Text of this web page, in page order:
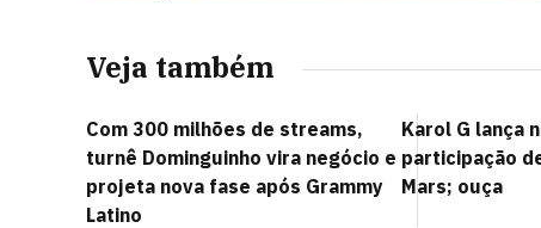
Veja também
Com 300 milhões de streams,
turnê Dominguinho vira negócio e
projeta nova fase após Grammy
Latino
Karol G lança
participação
Mars; ouça